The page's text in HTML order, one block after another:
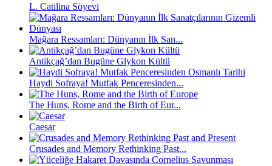
L. Catilina Söyevi
Mağara Ressamları: Dünyanın İlk San...
Antikçağ’dan Bugüne Glykon Kültü
Haydi Sofraya! Mutfak Penceresinden...
The Huns, Rome and the Birth of Eur...
Caesar
Crusades and Memory Rethinking Past...